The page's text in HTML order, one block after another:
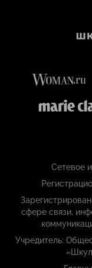
Сетевое
сфере связи,
Учредитель: